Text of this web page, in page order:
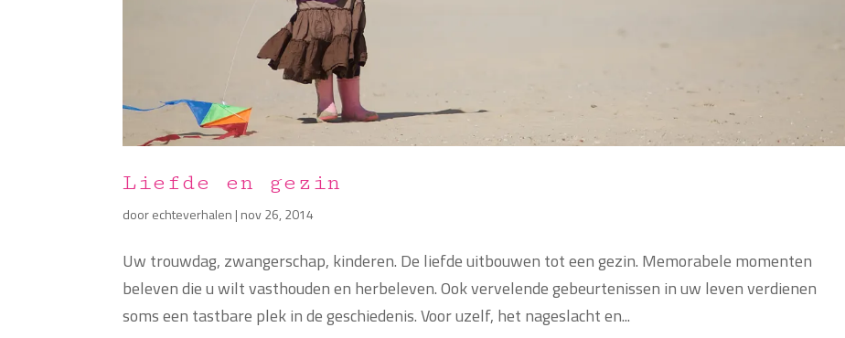
Liefde en gezin
doorechteverhalen | nov 26, 2014
Uw trouwdag, zwangerschap, kinderen. De liefde uitbouwen tot een gezin. Memorabele momenten
beleven die u wilt vasthouden en herbeleven. Ook vervelende gebeurtenissen in uw leven verdienen
soms een tastbare plek in de geschiedenis. Voor uzelf, het nageslacht en...